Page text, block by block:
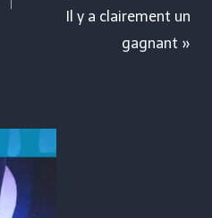
Il y a clairement un
gagnant »